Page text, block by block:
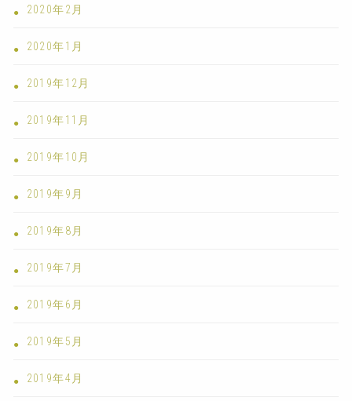
2020年2月
2020年1月
2019年12月
2019年11月
2019年10月
2019年9月
2019年8月
2019年7月
2019年6月
2019年5月
2019年4月